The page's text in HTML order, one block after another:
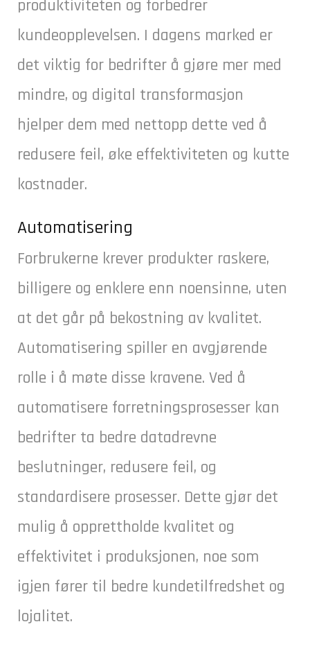
produktiviteten og forbedrer
kundeopplevelsen. I dagens marked er
det viktig for bedrifter å gjøre mer med
mindre, og digital transformasjon
hjelper dem med nettopp dette ved å
redusere feil, øke effektiviteten og kutte
kostnader.
Automatisering
Forbrukerne krever produkter raskere,
billigere og enklere enn noensinne, uten
at det går på bekostning av kvalitet.
Automatisering spiller en avgjørende
rolle i å møte disse kravene. Ved å
automatisere forretningsprosesser kan
bedrifter ta bedre datadrevne
beslutninger, redusere feil, og
standardisere prosesser. Dette gjør det
mulig å opprettholde kvalitet og
effektivitet i produksjonen, noe som
igjen fører til bedre kundetilfredshet og
lojalitet.